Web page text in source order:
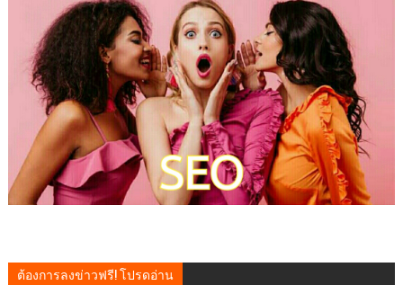
ต้องการลงข่าวฟรี! โปรดอ่าน